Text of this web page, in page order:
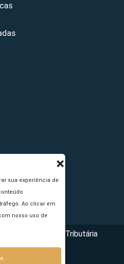
sua experiência de
Ao clicar em
nosso uso de
da Reforma Tributária